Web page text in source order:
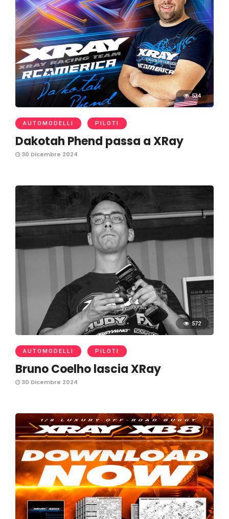
534
AUTOMODELLI PILOTI
Dakotah Phend passa a XRay
30 Dicembre 2024
572
AUTOMODELLI PILOTI
Bruno Coelho lascia XRay
30 Dicembre 2024